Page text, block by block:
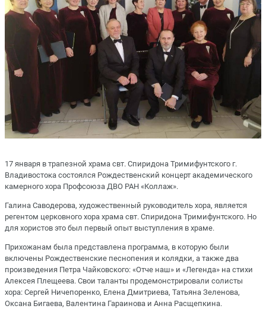
17 января в трапезной храма свт. Спиридона Тримифунтского г.
Владивостока состоялся Рождественский концерт академического
камерного хора Профсоюза ДВО РАН «Коллаж».
Галина Саводерова, художественный руководитель хора, является
регентом церковного хора храма свт. Спиридона Тримифунтского. Но
для хористов это был первый опыт выступления в храме.
Прихожанам была представлена программа, в которую были
включены Рождественские песнопения и колядки, а также два
произведения Петра Чайковского: «Отче наш» и «Легенда» на стихи
Алексея Плещеева. Свои таланты продемонстрировали солисты
хора: Сергей Ничепоренко, Елена Дмитриева, Татьяна Зеленова,
Оксана Бигаева, Валентина Гараинова и Анна Расщепкина.